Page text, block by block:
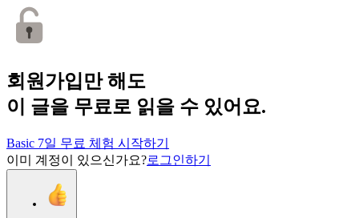
회원가입만 해도
이 글을 무료로 읽을 수 있어요.
Basic 7일 무료 체험 시작하기
이미 계정이 있으신가요?로그인하기